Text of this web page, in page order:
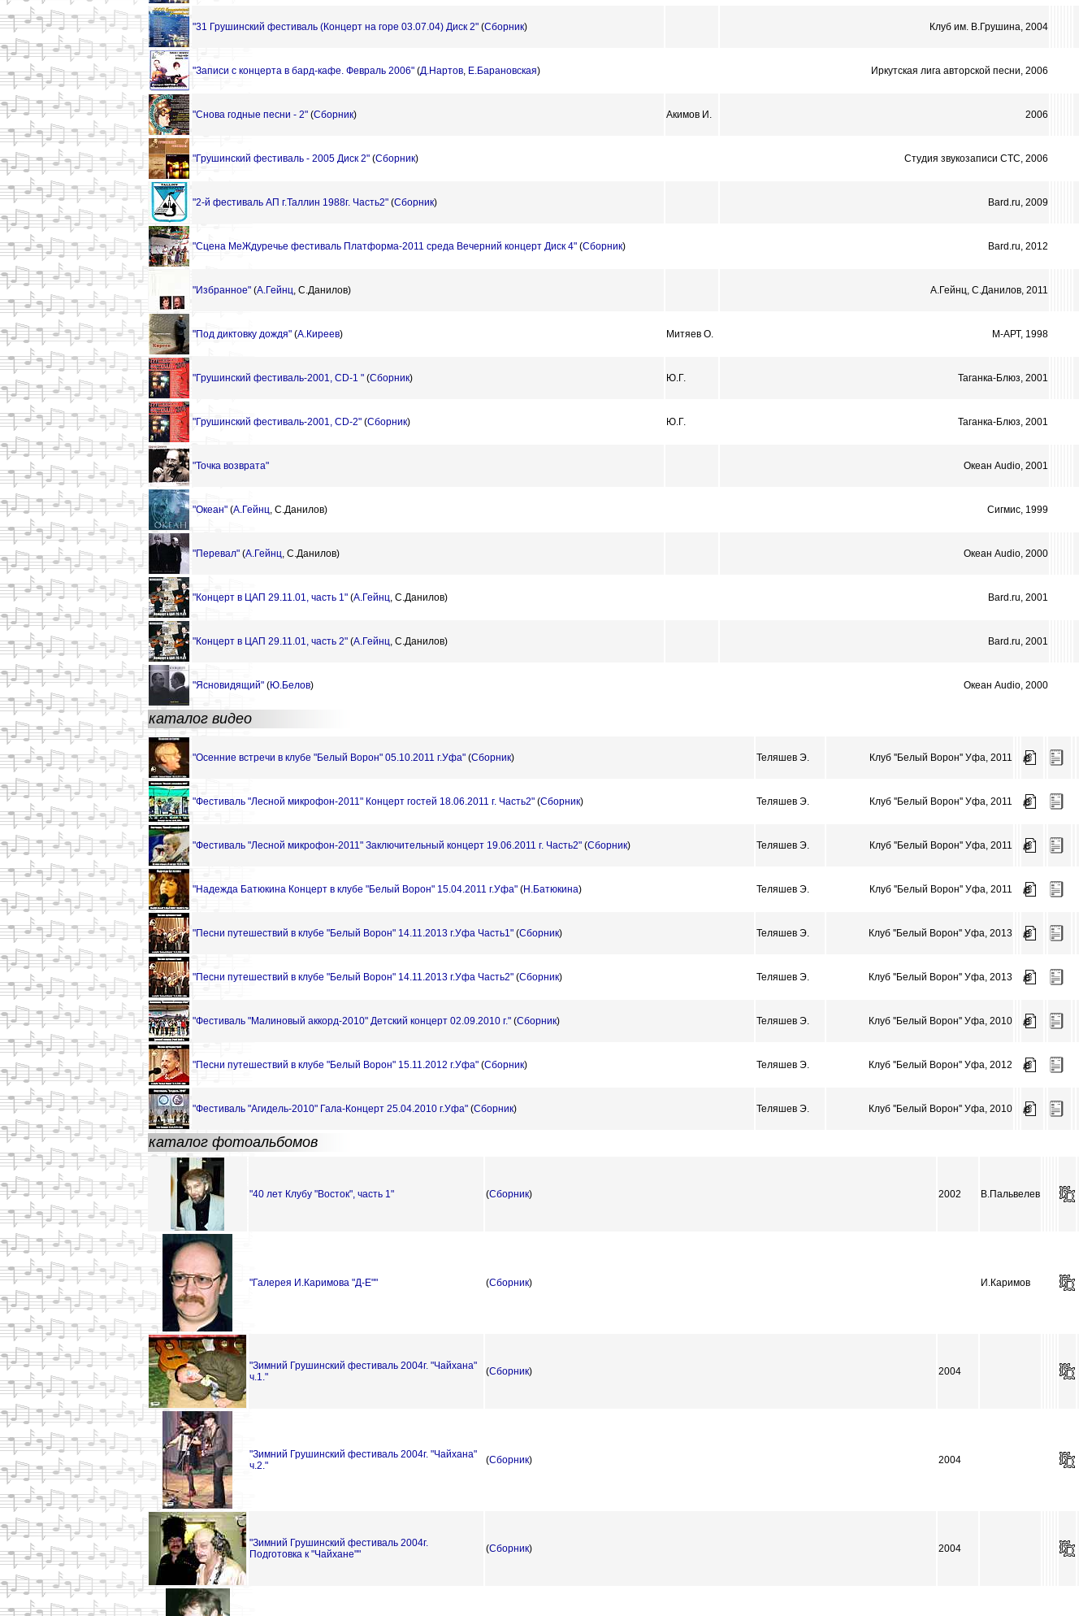
"31 Грушинский фестиваль (Концерт на горе 03.07.04) Диск 2" (Сборник) Клуб им. В.Грушина, 2004
"Записи с концерта в бард-кафе. Февраль 2006" (Д.Нартов, Е.Барановская) Иркутская лига авторской песни, 2006
"Снова годные песни - 2" (Сборник) Акимов И. 2006
"Грушинский фестиваль - 2005 Диск 2" (Сборник) Студия звукозаписи СТС, 2006
"2-й фестиваль АП г.Таллин 1988г. Часть2" (Сборник) Bard.ru, 2009
"Сцена МеЖдуречье фестиваль Платформа-2011 среда Вечерний концерт Диск 4" (Сборник) Bard.ru, 2012
"Избранное" (А.Гейнц, С.Данилов) А.Гейнц, С.Данилов, 2011
"Под диктовку дождя" (А.Киреев) Митяев О. М-АРТ, 1998
"Грушинский фестиваль-2001, CD-1 " (Сборник) Ю.Г. Таганка-Блюз, 2001
"Грушинский фестиваль-2001, CD-2" (Сборник) Ю.Г. Таганка-Блюз, 2001
"Точка возврата" Океан Audio, 2001
"Океан" (А.Гейнц, С.Данилов) Сигмис, 1999
"Перевал" (А.Гейнц, С.Данилов) Океан Audio, 2000
"Концерт в ЦАП 29.11.01, часть 1" (А.Гейнц, С.Данилов) Bard.ru, 2001
"Концерт в ЦАП 29.11.01, часть 2" (А.Гейнц, С.Данилов) Bard.ru, 2001
"Ясновидящий" (Ю.Белов) Океан Audio, 2000
каталог видео
"Осенние встречи в клубе "Белый Ворон" 05.10.2011 г.Уфа" (Сборник) Теляшев Э. Клуб ''Белый Ворон'' Уфа, 2011
"Фестиваль "Лесной микрофон-2011" Концерт гостей 18.06.2011 г. Часть2" (Сборник) Теляшев Э. Клуб ''Белый Ворон'' Уфа, 2011
"Фестиваль "Лесной микрофон-2011" Заключительный концерт 19.06.2011 г. Часть2" (Сборник) Теляшев Э. Клуб ''Белый Ворон'' Уфа, 2011
"Надежда Батюкина Концерт в клубе "Белый Ворон" 15.04.2011 г.Уфа" (Н.Батюкина) Теляшев Э. Клуб ''Белый Ворон'' Уфа, 2011
"Песни путешествий в клубе "Белый Ворон" 14.11.2013 г.Уфа Часть1" (Сборник) Теляшев Э. Клуб ''Белый Ворон'' Уфа, 2013
"Песни путешествий в клубе "Белый Ворон" 14.11.2013 г.Уфа Часть2" (Сборник) Теляшев Э. Клуб ''Белый Ворон'' Уфа, 2013
"Фестиваль "Малиновый аккорд-2010" Детский концерт 02.09.2010 г." (Сборник) Теляшев Э. Клуб ''Белый Ворон'' Уфа, 2010
"Песни путешествий в клубе "Белый Ворон" 15.11.2012 г.Уфа" (Сборник) Теляшев Э. Клуб ''Белый Ворон'' Уфа, 2012
"Фестиваль "Агидель-2010" Гала-Концерт 25.04.2010 г.Уфа" (Сборник) Теляшев Э. Клуб ''Белый Ворон'' Уфа, 2010
каталог фотоальбомов
"40 лет Клубу "Восток", часть 1" (Сборник) 2002 В.Пальвелев
"Галерея И.Каримова "Д-Е"" (Сборник) И.Каримов
"Зимний Грушинский фестиваль 2004г. "Чайхана"
ч.1."
(Сборник) 2004
"Зимний Грушинский фестиваль 2004г. "Чайхана"
ч.2."
(Сборник) 2004
"Зимний Грушинский фестиваль 2004г.
Подготовка к "Чайхане""
(Сборник) 2004